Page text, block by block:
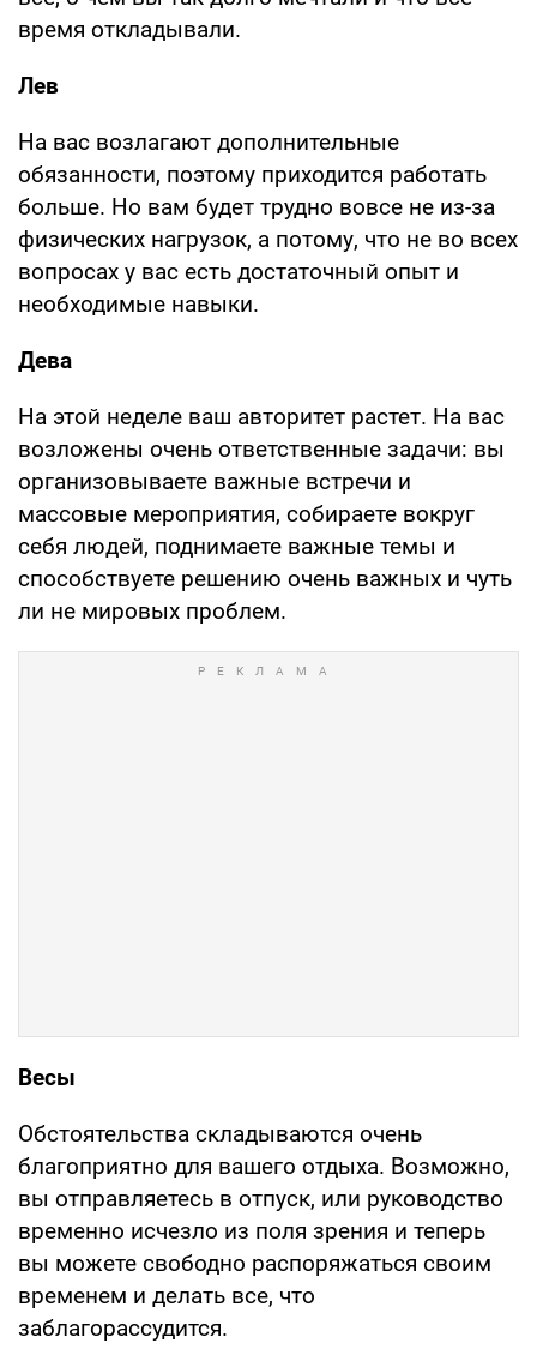
время откладывали.
Лев
На вас возлагают дополнительные
обязанности, поэтому приходится работать
больше. Но вам будет трудно вовсе не из-за
физических нагрузок, а потому, что не во всех
вопросах у вас есть достаточный опыт и
необходимые навыки.
Дева
На этой неделе ваш авторитет растет. На вас
возложены очень ответственные задачи: вы
организовываете важные встречи и
массовые мероприятия, собираете вокруг
себя людей, поднимаете важные темы и
способствуете решению очень важных и чуть
ли не мировых проблем.
Весы
Обстоятельства складываются очень
благоприятно для вашего отдыха. Возможно,
вы отправляетесь в отпуск, или руководство
временно исчезло из поля зрения и теперь
вы можете свободно распоряжаться своим
временем и делать все, что
заблагорассудится.